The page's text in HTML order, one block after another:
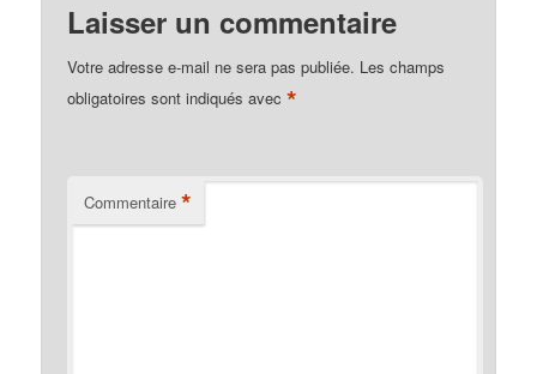
Laisser un commentaire
Votre adresse e-mail ne sera pas publiée. Les champs
obligatoires sont indiqués avec*
Commentaire *